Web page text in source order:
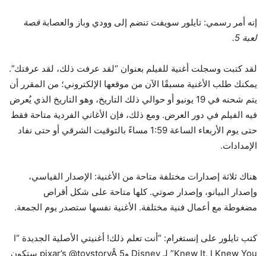
إنه أمر رسمي: تايلور سويفت تنضم إلى وودي وباز والعصابة قصة
لعبة 5.
لقد كتبت وسجلت أغنية للفيلم بعنوان “لقد عرفت ذلك، لقد عرفتك”.
يمكنك طلب الأغنية مسبقًا الآن من موقعها الإلكتروني؛ من المقرر أن
يتم شحنه في 19 يونيو أو حوالي ذلك التاريخ، وهو التاريخ الذي يُعرض
فيه الفيلم في دور العرض. ومع ذلك، فإن الأغاني الفردية متاحة فقط
حتى يوم الأربعاء الساعة 1:59 مساءً بالتوقيت الشرقي أو حتى نفاد
الإمدادات.
هناك ثلاثة إصدارات مختلفة متاحة من الأغنية: الإصدار القياسي،
وإصدار البيانو، وإصدار صوتي. كلها متاحة على شكل أقراص
مضغوطة مع أعمال فنية مختلفة. الأغنية نفسها ستصدر يوم الجمعة.
كتب تايلور على إنستغرام: “أنت تعلم ذلك! أغنيتي الأصلية الجديدة “I
Knew It, I Knew You” لـ Disney وpixar’s @toystoryÂ 5 ستكون